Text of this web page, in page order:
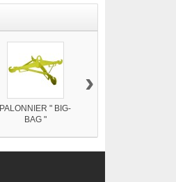
PALONNIER " BIG-
BAG "
›